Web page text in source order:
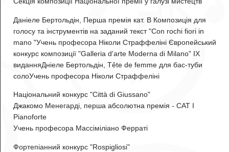
Даніеле Бертольдін , Перша премія кат. B Композиція для
голосу та інструментів на заданий текст "Con rochi fiori in
mano "Учень професора Ніколи Страффеліні Європейський
конкурс композиції "Galleria d'arte Moderna di Milano" IX
виданняДніеле Бертольдін, Tête de femme для бас-туби
солоУчень професора Ніколи Страффеліні
Національний конкурс "Città di Giussano"
Джакомо Менегарді , перша абсолютна премія - CAT I
Pianoforte
Учень професора Массіміліано Ферраті
Фортепіанний конкурс "Rospigliosi"